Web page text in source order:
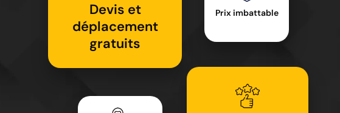
Devis et
déplacement
gratuits
Prix imbattable